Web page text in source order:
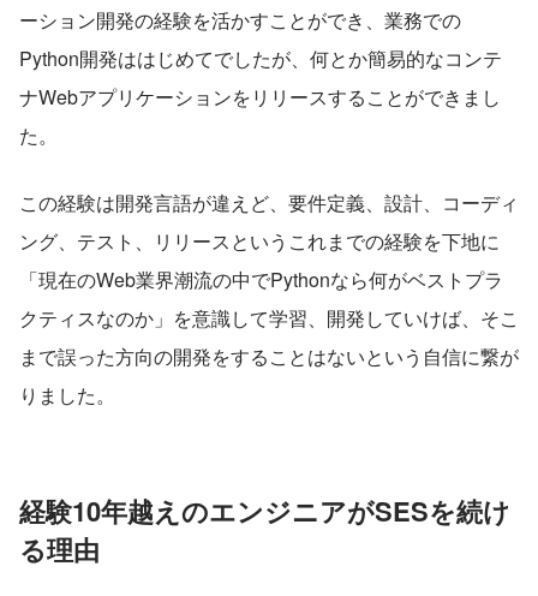
ーション開発の経験を活かすことができ、業務での
Python開発ははじめてでしたが、何とか簡易的なコンテ
ナWebアプリケーションをリリースすることができまし
た。
この経験は開発言語が違えど、要件定義、設計、コーディ
ング、テスト、リリースというこれまでの経験を下地に
「現在のWeb業界潮流の中でPythonなら何がベストプラ
クティスなのか」を意識して学習、開発していけば、そこ
まで誤った方向の開発をすることはないという自信に繋が
りました。
経験10年越えのエンジニアがSESを続け
る理由